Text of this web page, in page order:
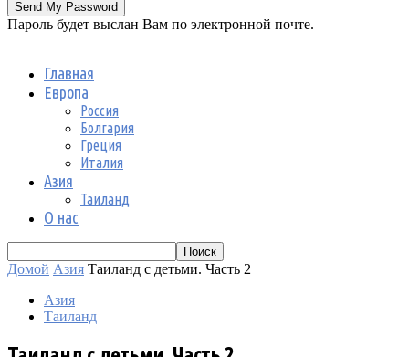
Пароль будет выслан Вам по электронной почте.
Главная
Европа
Россия
Болгария
Греция
Италия
Азия
Таиланд
О нас
Домой Азия Таиланд с детьми. Часть 2
Азия
Таиланд